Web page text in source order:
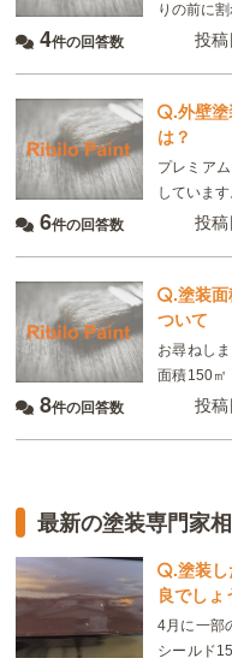
りの前に
場合補修
4件の回答数 投
.外壁
は？
プレミア
していま
塗りは同
6件の回答数 投
.塗装
ついて
お尋ねしま
面積150㎡
16kg） 所要量0.3kg/
8件の回答数 投
最新の塗装専門家
.塗装
良でしょ
4月に一部
シールド